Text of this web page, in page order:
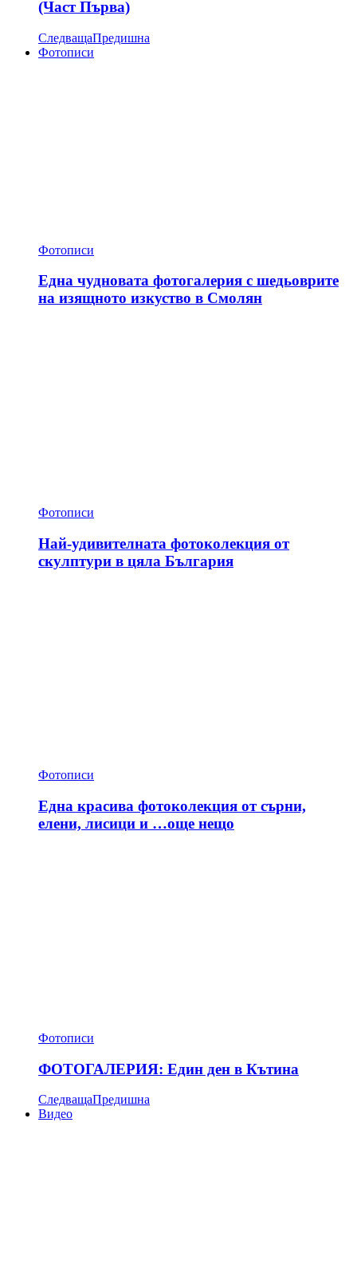
(Част Първа)
СледващаПредишна
Фотописи
Фотописи
Една чудновата фотогалерия с шедьоврите
на изящното изкуство в Смолян
Фотописи
Най-удивителната фотоколекция от
скулптури в цяла България
Фотописи
Една красива фотоколекция от сърни,
елени, лисици и …още нещо
Фотописи
ФОТОГАЛЕРИЯ: Един ден в Кътина
СледващаПредишна
Видео